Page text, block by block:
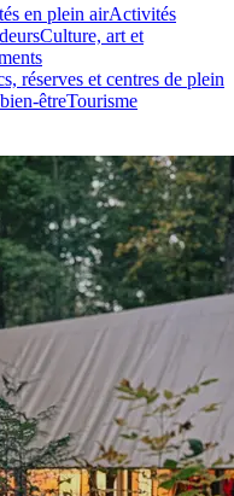
en plein airActivités
Culture, art et
réserves et centres de plein
êtreTourisme